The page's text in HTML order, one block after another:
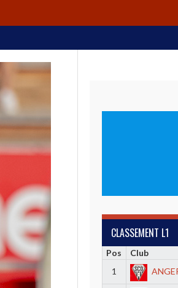
CLASSEMENT L1
Pos Club
1